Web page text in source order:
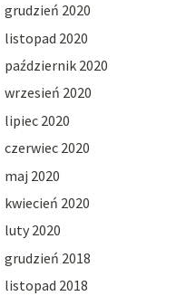
grudzień 2020
listopad 2020
październik 2020
wrzesień 2020
lipiec 2020
czerwiec 2020
maj 2020
kwiecień 2020
luty 2020
grudzień 2018
listopad 2018